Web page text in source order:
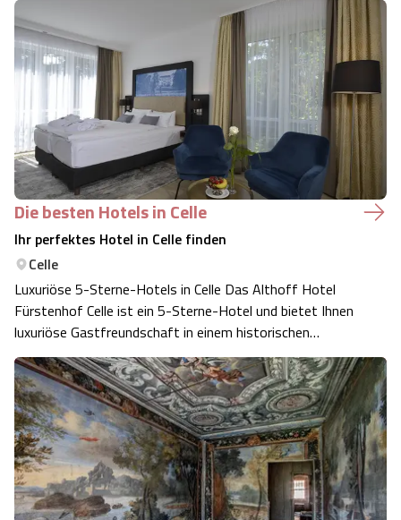
Die besten Hotels in Celle
Ihr perfektes Hotel in Celle finden
Celle
Luxuriöse 5-Sterne-Hotels in Celle Das Althoff Hotel
Fürstenhof Celle ist ein 5-Sterne-Hotel und bietet Ihnen
luxuriöse Gastfreundschaft in einem historischen
Barockpalais. Genießen Sie den Spa-Bereich, erstklassige
Gastronomie und die Nähe zur Fachwerk-Altstadt
Komfortable 4-Sterne-Hotels in Cel…